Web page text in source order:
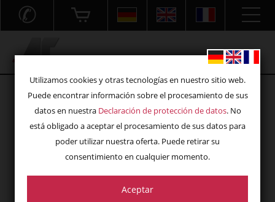
✆
Utilizamos cookies y otras tecnologías en nuestro sitio web.
Puede encontrar información sobre el procesamiento de sus
datos en nuestra Declaración de protección de datos. No
está obligado a aceptar el procesamiento de sus datos para
poder utilizar nuestra oferta. Puede retirar su
consentimiento en cualquier momento.
Aceptar